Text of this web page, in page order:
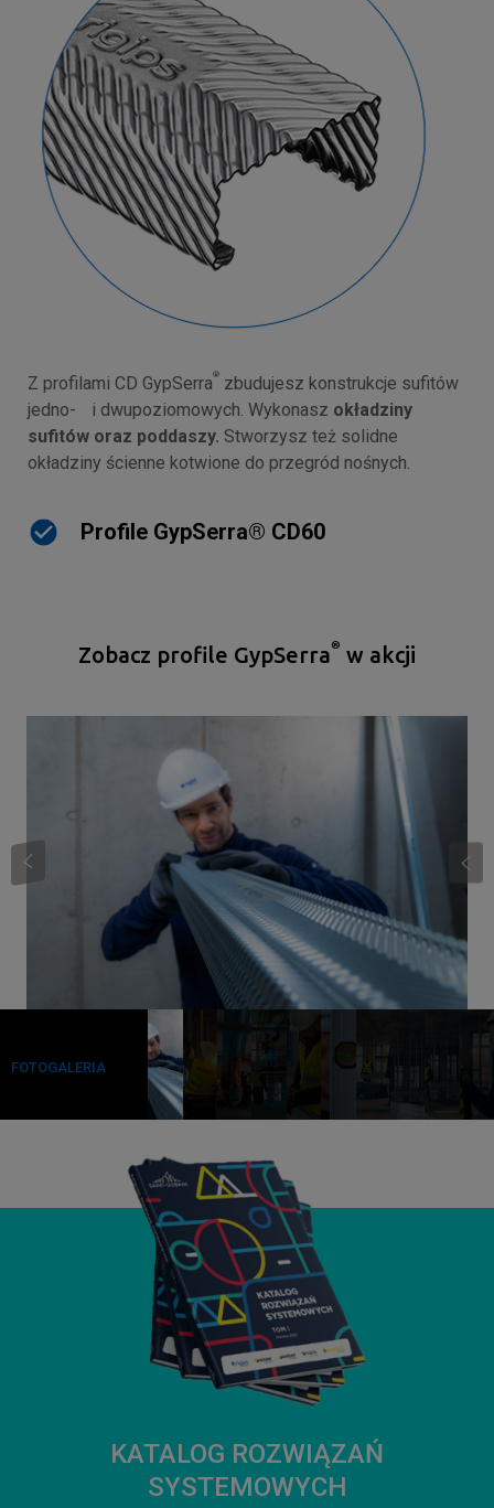
Z profilami CD GypSerra® zbudujesz konstrukcje sufitów
jedno- i dwupoziomowych. Wykonasz okładziny
sufitów oraz poddaszy. Stworzysz też solidne
okładziny ścienne kotwione do przegród nośnych.
Profile GypSerra® CD60
Zobacz profile GypSerra® w akcji
FOTOGALERIA
KATALOG ROZWIĄZAŃ
SYSTEMOWYCH